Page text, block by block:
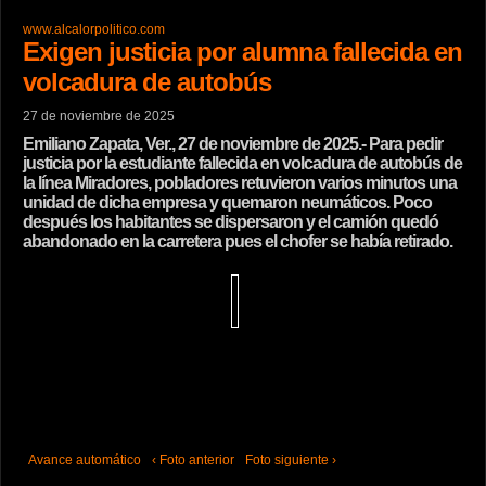
www.alcalorpolitico.com
Exigen justicia por alumna fallecida en
volcadura de autobús
27 de noviembre de 2025
Emiliano Zapata, Ver., 27 de noviembre de 2025.- Para pedir
justicia por la estudiante fallecida en volcadura de autobús de
la línea Miradores, pobladores retuvieron varios minutos una
unidad de dicha empresa y quemaron neumáticos. Poco
después los habitantes se dispersaron y el camión quedó
abandonado en la carretera pues el chofer se había retirado.
Avance automático ‹ Foto anterior Foto siguiente ›